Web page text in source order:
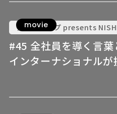
movie
九電グループ presents
#45 全社員を導く言葉
インターナショナルが